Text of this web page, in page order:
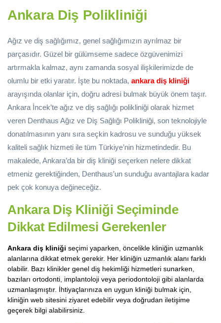
Ankara Diş Polikliniği
Ağız ve diş sağlığımız, genel sağlığımızın ayrılmaz bir
parçasıdır. Güzel bir gülümseme sadece özgüvenimizi
artırmakla kalmaz, aynı zamanda sosyal ilişkilerimizde de
olumlu bir etki yaratır. İşte bu noktada, ankara diş kliniği
arayışında olanlar için, doğru adresi bulmak büyük önem taşır.
Ankara İncek’te ağız ve diş sağlığı polikliniği olarak hizmet
veren Denthaus Ağız ve Diş Sağlığı Polikliniği, son teknolojiyle
donatılmasının yanı sıra seçkin kadrosu ve sunduğu yüksek
kaliteli sağlık hizmeti ile tüm Türkiye’nin hizmetindedir. Bu
makalede, Ankara’da bir diş kliniği seçerken nelere dikkat
etmeniz gerektiğinden, Denthaus’un sunduğu avantajlara kadar
pek çok konuya değineceğiz.
Ankara Diş Kliniği Seçiminde
Dikkat Edilmesi Gerekenler
Ankara diş kliniği seçimi yaparken, öncelikle kliniğin uzmanlık
alanlarına dikkat etmek gerekir. Her kliniğin uzmanlık alanı farklı
olabilir. Bazı klinikler genel diş hekimliği hizmetleri sunarken,
bazıları ortodonti, implantoloji veya periodontoloji gibi alanlarda
uzmanlaşmıştır. İhtiyaçlarınıza en uygun kliniği bulmak için,
kliniğin web sitesini ziyaret edebilir veya doğrudan iletişime
geçerek bilgi alabilirsiniz.